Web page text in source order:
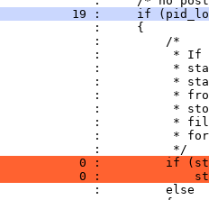
19 :     if
:     {
:         /*
:          *
:          *
:          *
:          *
:          *
:          *
:          *
:          */
0 :         if
0 :
:         else